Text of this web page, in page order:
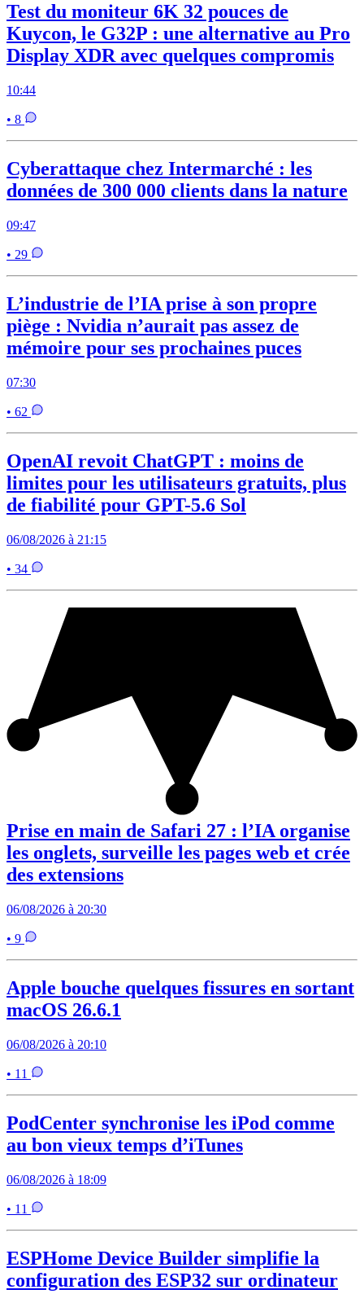
Test du moniteur 6K 32 pouces de
Kuycon, le G32P : une alternative au Pro
Display XDR avec quelques compromis
10:44
• 8
Cyberattaque chez Intermarché : les
données de 300 000 clients dans la nature
09:47
• 29
L’industrie de l’IA prise à son propre
piège : Nvidia n’aurait pas assez de
mémoire pour ses prochaines puces
07:30
• 62
OpenAI revoit ChatGPT : moins de
limites pour les utilisateurs gratuits, plus
de fiabilité pour GPT-5.6 Sol
06/08/2026 à 21:15
• 34
Prise en main de Safari 27 : l’IA organise
les onglets, surveille les pages web et crée
des extensions
06/08/2026 à 20:30
• 9
Apple bouche quelques fissures en sortant
macOS 26.6.1
06/08/2026 à 20:10
• 11
PodCenter synchronise les iPod comme
au bon vieux temps d’iTunes
06/08/2026 à 18:09
• 11
ESPHome Device Builder simplifie la
configuration des ESP32 sur ordinateur